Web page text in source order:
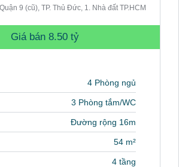
9 (cũ), TP. Thủ Đức, 1. Nhà đất TP.HCM
Giá bán 8.50 tỷ
4 Phòng ngủ
3 Phòng tắm/WC
Đường rộng 16m
54 m²
4 tầng